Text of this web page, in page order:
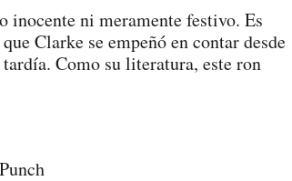
inocente ni meramente festivo. Es
Clarke se empeñó en contar desde
Como su literatura, este ron